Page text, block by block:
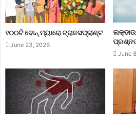
୧୦୦ଟି ବୋନ୍ ମ୍ୟାରୋ ଟ୍ରାନସପ୍ଲାଣ୍ଟ
June 23, 2026
June